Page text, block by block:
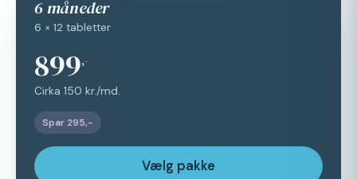
6 måneder
6 × 12 tabletter
899,-
Cirka 150 kr./md.
Spar 295,-
Vælg pakke